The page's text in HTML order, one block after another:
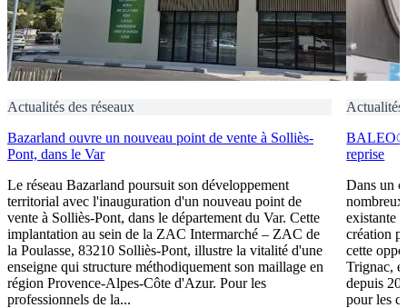
Actualités des réseaux
Bazarland ouvre un nouveau point de vente à Solliès-
Pont, dans le Var
Le réseau Bazarland poursuit son développement
territorial avec l'inauguration d'un nouveau point de
vente à Solliès-Pont, dans le département du Var. Cette
implantation au sein de la ZAC Intermarché – ZAC de
la Poulasse, 83210 Solliès-Pont, illustre la vitalité d'une
enseigne qui structure méthodiquement son maillage en
région Provence-Alpes-Côte d'Azur. Pour les
professionnels de la...
Actualités
BALEO®
reprise
Dans un
nombreux
existante
création
cette
Trignac,
depuis
pour les